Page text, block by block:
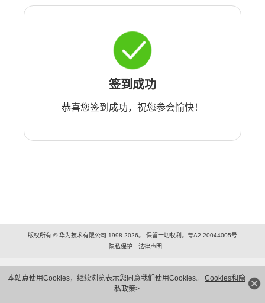
本站点使用Cookies，继续浏览表示您同意我们使用Cookies。 Cookies和隐
私政策>
签到成功
恭喜您签到成功，祝您参会愉快！
版权所有 © 华为技术有限公司 1998-2026。 保留一切权利。粤A2-20044005号
隐私保护
法律声明